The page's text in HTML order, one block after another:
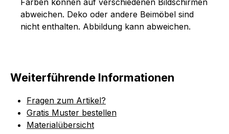
abweichen. Deko oder andere Beimöbel sind
nicht enthalten. Abbildung kann abweichen.
Weiterführende Informationen
Fragen zum Artikel?
Gratis Muster bestellen
Materialübersicht